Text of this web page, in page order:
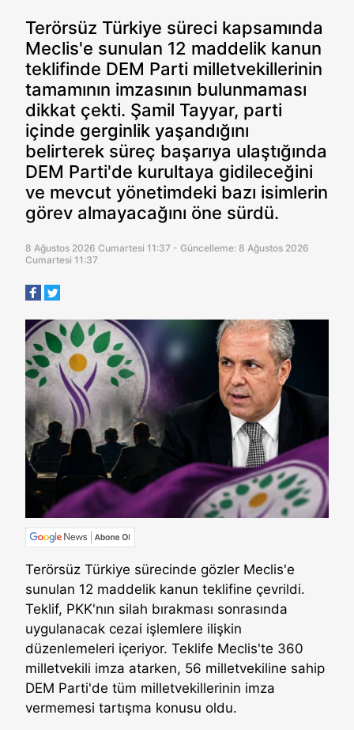
Terörsüz Türkiye süreci kapsamında
Meclis'e sunulan 12 maddelik kanun
teklifinde DEM Parti milletvekillerinin
tamamının imzasının bulunmaması
dikkat çekti. Şamil Tayyar, parti
içinde gerginlik yaşandığını
belirterek süreç başarıya ulaştığında
DEM Parti'de kurultaya gidileceğini
ve mevcut yönetimdeki bazı isimlerin
görev almayacağını öne sürdü.
8 Ağustos 2026 Cumartesi 11:37 - Güncelleme: 8 Ağustos 2026
Cumartesi 11:37
Terörsüz Türkiye sürecinde gözler Meclis'e
sunulan 12 maddelik kanun teklifine çevrildi.
Teklif, PKK'nın silah bırakması sonrasında
uygulanacak cezai işlemlere ilişkin
düzenlemeleri içeriyor. Teklife Meclis'te 360
milletvekili imza atarken, 56 milletvekiline sahip
DEM Parti'de tüm milletvekillerinin imza
vermemesi tartışma konusu oldu.